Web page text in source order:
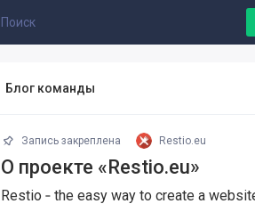
Блог команды
Запись закреплена Restio.eu
О проекте «Restio.eu»
Restio ‐ the easy way to create a